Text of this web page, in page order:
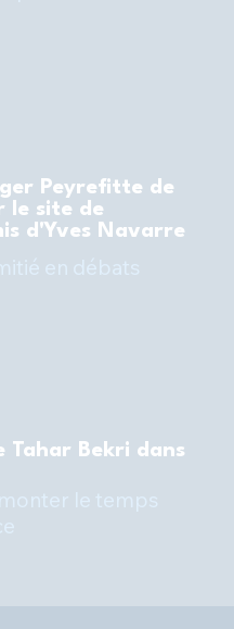
Peyrefitte de
le site de
d'Yves Navarre
Tahar Bekri dans